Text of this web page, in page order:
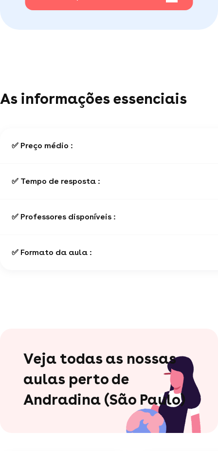
As informações essenciais
✅ Preço médio :
✅ Tempo de resposta :
✅ Professores disponíveis :
✅ Formato da aula :
Veja todas as nossas
aulas perto de
Andradina (São Paulo)